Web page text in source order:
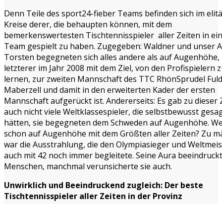
Denn Teile des sport24-fieber Teams befinden sich im
Kreise derer, die behaupten können, mit dem
bemerkenswertesten Tischtennisspieler aller Zeiten in
Team gespielt zu haben. Zugegeben: Waldner und unser
Torsten begegneten sich alles andere als auf Augenhöhe,
letzterer im Jahr 2008 mit dem Ziel, von den Profispielern
lernen, zur zweiten Mannschaft des TTC RhönSprudel
Maberzell und damit in den erweiterten Kader der ersten
Mannschaft aufgerückt ist. Andererseits: Es gab zu dieser
auch nicht viele Weltklassespieler, die selbstbewusst
hätten, sie begegneten dem Schweden auf Augenhöhe.
schon auf Augenhöhe mit dem Größten aller Zeiten? Zu
war die Ausstrahlung, die den Olympiasieger und
auch mit 42 noch immer begleitete. Seine Aura
Menschen, manchmal verunsicherte sie auch.
Unwirklich und Beeindruckend zugleich: Der beste
Tischtennisspieler aller Zeiten in der Provinz